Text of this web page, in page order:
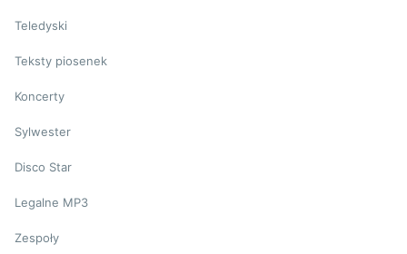
Teledyski
Teksty piosenek
Koncerty
Sylwester
Disco Star
Legalne MP3
Zespoły